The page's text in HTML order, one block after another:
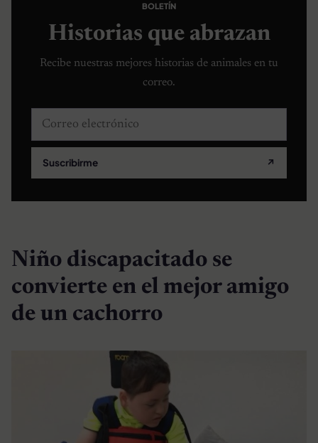
BOLETÍN
Historias que abrazan
Recibe nuestras mejores historias de animales en tu
correo.
Correo electrónico
Suscribirme ↗
Niño discapacitado se
convierte en el mejor amigo
de un cachorro